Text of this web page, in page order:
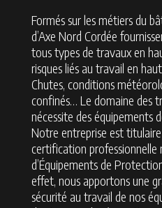
Formés sur les métiers du
d’Axe Nord Cordée
tous types de travaux en
risques liés au travail en
Chutes, conditions
confinés… Le domaine des
nécessite des équipements
Notre entreprise est titulaire
certification
d’Équipements de
effet, nous apportons une
sécurité au travail de nos